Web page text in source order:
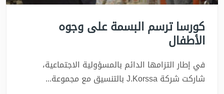
كورسا ترسم البسمة على وجوه
الأطفال
في إطار التزامها الدائم بالمسؤولية الاجتماعية،
شاركت شركة J.Korssa بالتنسيق مع مجموعة...